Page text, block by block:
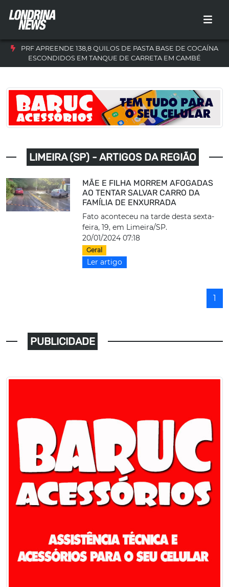
PRF APREENDE 138,8 QUILOS DE PASTA BASE DE COCAÍNA
ESCONDIDOS EM TANQUE DE CARRETA EM CAMBÉ
LIMEIRA (SP) - ARTIGOS DA REGIÃO
MÃE E FILHA MORREM AFOGADAS
AO TENTAR SALVAR CARRO DA
FAMÍLIA DE ENXURRADA
Fato aconteceu na tarde desta sexta-
feira, 19, em Limeira/SP.
20/01/2024 07:18
Geral
Ler artigo
1
PUBLICIDADE